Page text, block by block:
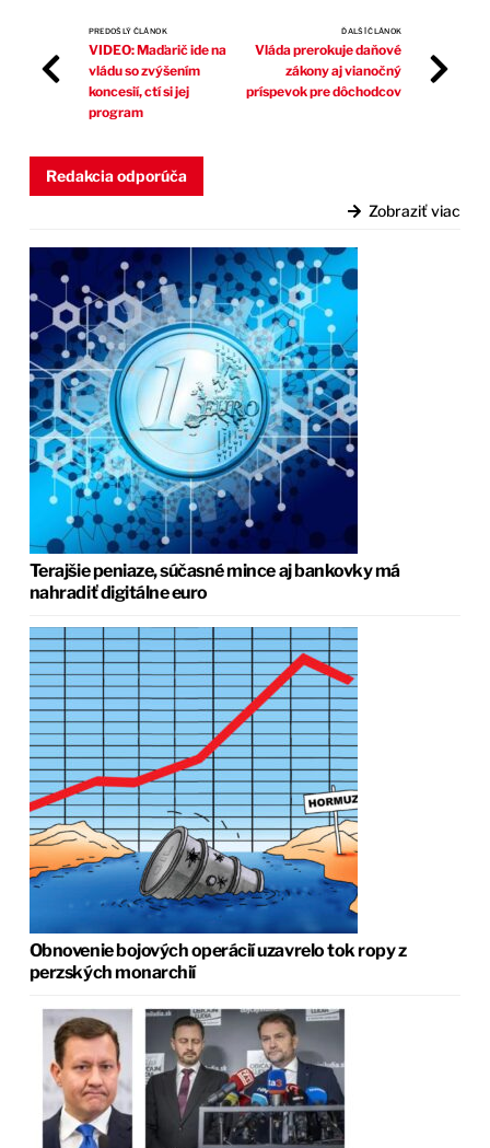
PREDOŠLÝ ČLÁNOK
VIDEO: Maďarič ide na
vládu so zvýšením
koncesií, ctí si jej
program
ĎALŠÍ ČLÁNOK
Vláda prerokuje daňové
zákony aj vianočný
príspevok pre dôchodcov
Redakcia odporúča
Zobraziť viac
Terajšie peniaze, súčasné mince aj bankovky má
nahradiť digitálne euro
Obnovenie bojových operácií uzavrelo tok ropy z
perzských monarchií